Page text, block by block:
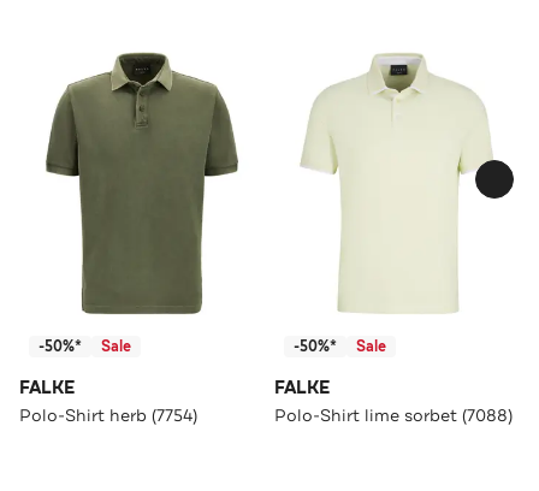
-50%* Sale
FALKE
Polo-Shirt herb (7754)
-50%* Sale
FALKE
Polo-Shirt lime sorbet (7088)